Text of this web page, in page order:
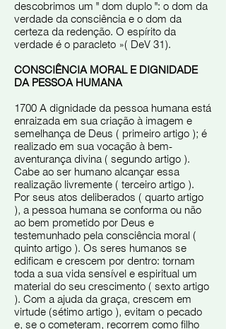
descobrimos um " dom duplo ": o dom da
verdade da consciência e o dom da
certeza da redenção. O espírito da
verdade é o paracleto »( DeV 31).
CONSCIÊNCIA MORAL E DIGNIDADE
DA PESSOA HUMANA
1700 A dignidade da pessoa humana está
enraizada em sua criação à imagem e
semelhança de Deus ( primeiro artigo ); é
realizado em sua vocação à bem-
aventurança divina ( segundo artigo ).
Cabe ao ser humano alcançar essa
realização livremente ( terceiro artigo ).
Por seus atos deliberados ( quarto artigo
), a pessoa humana se conforma ou não
ao bem prometido por Deus e
testemunhado pela consciência moral (
quinto artigo ). Os seres humanos se
edificam e crescem por dentro: tornam
toda a sua vida sensível e espiritual um
material do seu crescimento ( sexto artigo
). Com a ajuda da graça, crescem em
virtude (sétimo artigo ), evitam o pecado
e, se o cometeram, recorrem como filho